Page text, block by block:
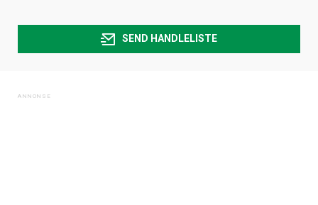
SEND HANDLELISTE